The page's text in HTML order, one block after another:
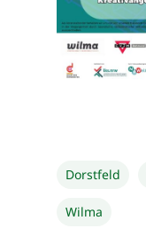
Dorstfeld
Wilma